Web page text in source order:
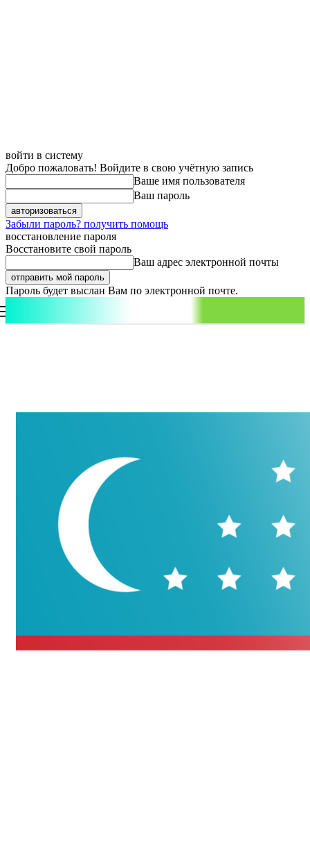
войти в систему
Добро пожаловать! Войдите в свою учётную запись
Ваше имя пользователя
Ваш пароль
Забыли пароль? получить помощь
восстановление пароля
Восстановите свой пароль
Ваш адрес электронной почты
Пароль будет выслан Вам по электронной почте.